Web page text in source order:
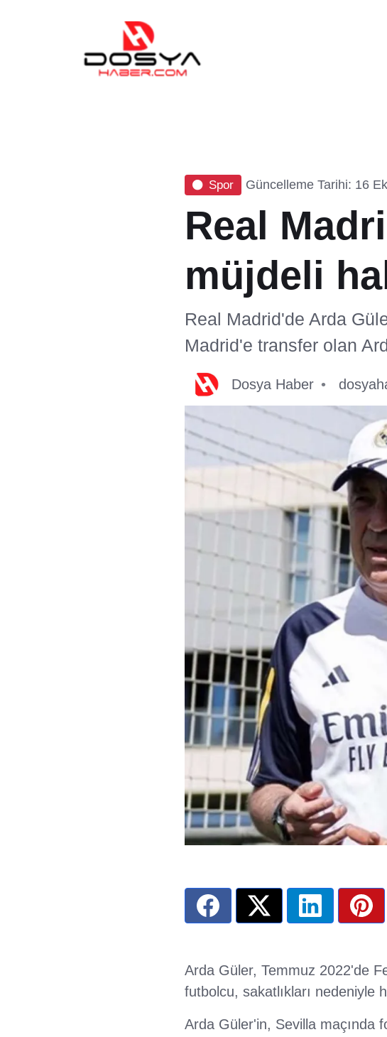
Spor Güncelleme Tarihi: 16
Real
müjdeli
Real Madrid'de Arda
Madrid'e transfer olan
Dosya Haber
Arda Güler, Temmuz 2022'de
futbolcu, sakatlıkları nedeniyle
Arda Güler'in, Sevilla maçında